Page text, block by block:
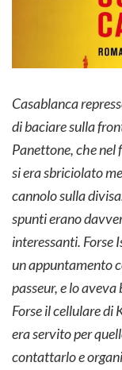
Casablanca
di baciare sulla
Panettone, che
si era sbriciolato
cannolo sulla
spunti erano
interessanti. Forse
un appuntamento
passeur, e lo aveva
Forse il cellulare di
era servito per
contattarlo e